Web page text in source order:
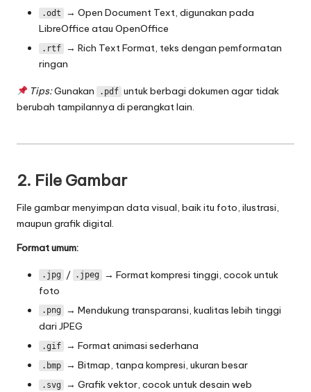
d
n
r
e
n
T
e
a
u
.odt
→ Open Document Text, digunakan pada
LibreOffice atau OpenOffice
.rtf
→ Rich Text Format, teks dengan pemformatan
ringan
Tips:Gunakan .pdf untuk berbagi dokumen agar tidak
berubah tampilannya di perangkat lain.
2. File Gambar
File gambar menyimpan data visual, baik itu foto, ilustrasi,
maupun grafik digital.
Format umum:
.jpg / .jpeg
→ Format kompresi tinggi, cocok untuk
foto
.png
→ Mendukung transparansi, kualitas lebih tinggi
dari JPEG
.gif → Format animasi sederhana
.bmp → Bitmap, tanpa kompresi, ukuran besar
.svg → Grafik vektor, cocok untuk desain web